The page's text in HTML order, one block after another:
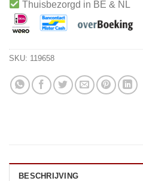
Thuisbezorgd in BE & NL
SKU: 119658
BESCHRIJVING